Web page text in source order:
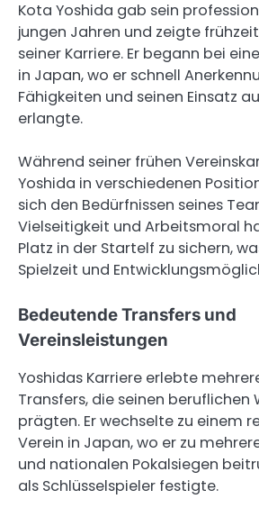
Kota Yoshida gab sein
jungen Jahren und zeigte
seiner Karriere. Er begann bei
in Japan, wo er schnell
Fähigkeiten und seinen Einsatz
erlangte.
Während seiner frühen
Yoshida in verschiedenen
sich den Bedürfnissen seines
Vielseitigkeit und Arbeitsmoral
Platz in der Startelf zu sichern,
Spielzeit und
Bedeutende Transfers und
Vereinsleistungen
Yoshidas Karriere erlebte
Transfers, die seinen beruflichen
prägten. Er wechselte zu einem
Verein in Japan, wo er zu
und nationalen Pokalsiegen
als Schlüsselspieler festigte.